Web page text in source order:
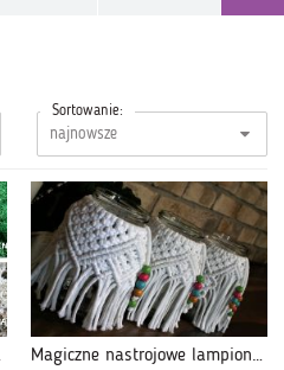
Sortowanie:
- 1kg Magiczne nastrojowe lampiony makrama słoik